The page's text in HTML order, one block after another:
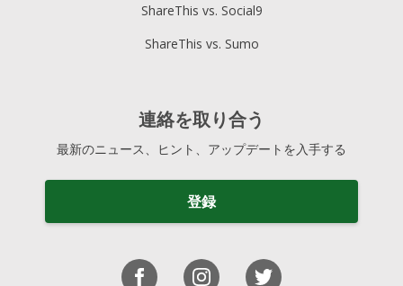
ShareThis vs. Social9
ShareThis vs. Sumo
連絡を取り合う
最新のニュース、ヒント、アップデートを入手する
登録